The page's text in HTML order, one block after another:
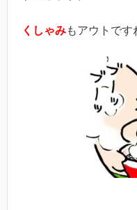
くしゃみもアウトです